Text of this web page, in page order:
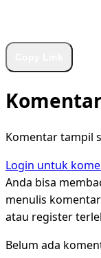
Komentar tampil
Login untuk
Anda bisa
menulis
atau register
Belum ada